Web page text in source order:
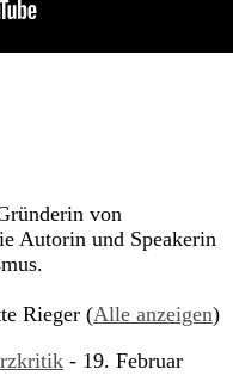
von
Autorin und Speakerin
Rieger (Alle anzeigen)
- 19. Februar